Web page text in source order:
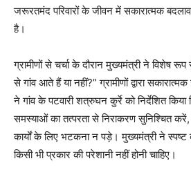
जरूरतमंद परिवारों के जीवन में सकारात्मक
है।
ग्रामीणों से चर्चा के दौरान मुख्यमंत्री ने विशेष
से गांव आते हैं या नहीं?” ग्रामीणों द्वारा
ने गांव के पटवारी शत्रुघन कुर्रे को निर्देशित किया
समस्याओं का तत्परता से निराकरण सुनिश्चित करें,
कार्यों के लिए भटकना न पड़े। मुख्यमंत्री ने स्पष्ट
किसी भी प्रकार की परेशानी नहीं होनी चाहिए।